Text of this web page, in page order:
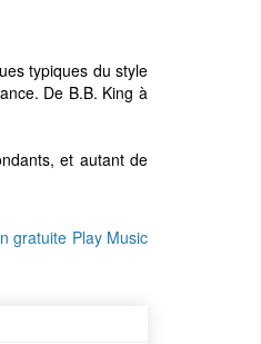
typiques du style
De B.B. King à
et autant de
gratuite Play Music